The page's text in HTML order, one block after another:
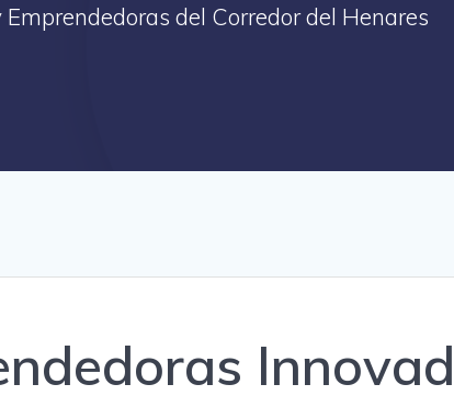
del Corredor del Henares